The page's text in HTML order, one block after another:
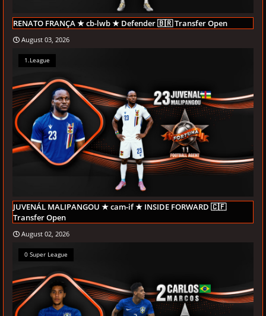
RENATO FRANÇA ★ cb-lwb ★ Defender 🇧🇷 Transfer Open
August 03, 2026
1.League
JUVENÁL MALIPANGOU ★ cam-if ★ INSIDE FORWARD 🇨🇫
Transfer Open
August 02, 2026
0 Super League